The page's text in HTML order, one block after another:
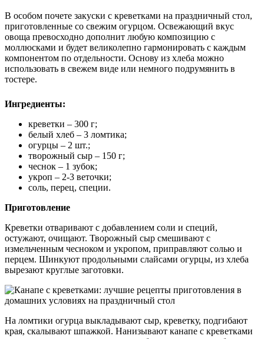
В особом почете закуски с креветками на праздничный стол,
приготовленные со свежим огурцом. Освежающий вкус
овоща превосходно дополнит любую композицию с
моллюсками и будет великолепно гармонировать с каждым
компонентом по отдельности. Основу из хлеба можно
использовать в свежем виде или немного подрумянить в
тостере.
Ингредиенты:
креветки – 300 г;
белый хлеб – 3 ломтика;
огурцы – 2 шт.;
творожный сыр – 150 г;
чеснок – 1 зубок;
укроп – 2-3 веточки;
соль, перец, специи.
Приготовление
Креветки отваривают с добавлением соли и специй,
остужают, очищают. Творожный сыр смешивают с
измельченным чесноком и укропом, приправляют солью и
перцем. Шинкуют продольными слайсами огурцы, из хлеба
вырезают круглые заготовки.
На ломтики огурца выкладывают сыр, креветку, подгибают
края, скалывают шпажкой. Нанизывают канапе с креветками